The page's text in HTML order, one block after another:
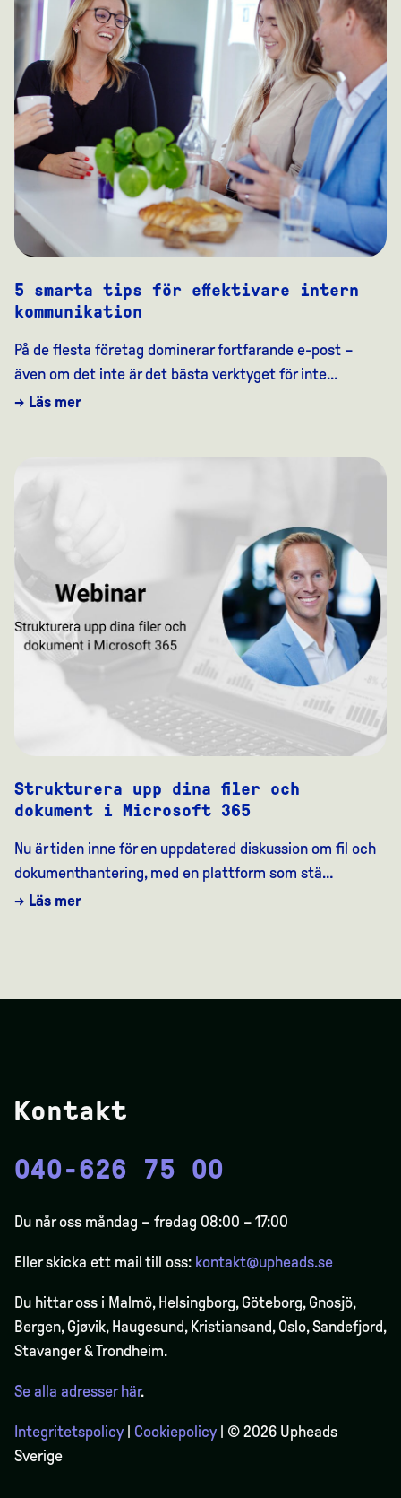
5 smarta tips för effektivare intern
kommunikation
På de flesta företag dominerar fortfarande e-post –
även om det inte är det bästa verktyget för inte…
→ Läs mer
Strukturera upp dina filer och
dokument i Microsoft 365
Nu är tiden inne för en uppdaterad diskussion om fil och
dokumenthantering, med en plattform som stä…
→ Läs mer
Kontakt
040-626 75 00
Du når oss måndag – fredag 08:00 – 17:00
Eller skicka ett mail till oss: kontakt@upheads.se
Du hittar oss i Malmö, Helsingborg, Göteborg, Gnosjö,
Bergen,Gjøvik, Haugesund, Kristiansand, Oslo, Sandefjord,
Stavanger & Trondheim.
Se alla adresser här.
Integritetspolicy Cookiepolicy | © 2026 Upheads
Sverige